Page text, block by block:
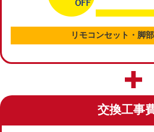
リモコンセット・脚
交換工事